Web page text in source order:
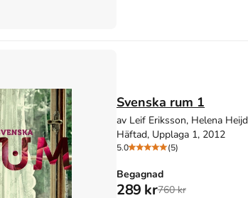
Svenska rum 1
av Leif Eriksson, Helena
Häftad, Upplaga 1, 2012
5.0 (5)
Begagnad
289 kr760 kr